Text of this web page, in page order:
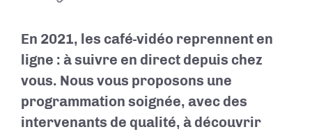
En 2021, les café-vidéo reprennent en
ligne : à suivre en direct depuis chez
vous. Nous vous proposons une
programmation soignée, avec des
intervenants de qualité, à découvrir